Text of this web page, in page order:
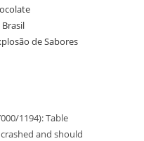
de Sabores
1194): Table
and should